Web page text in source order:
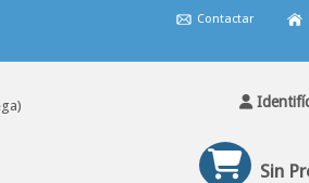
Contactar
Sin